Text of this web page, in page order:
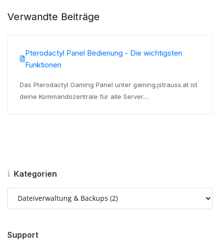
Kategorien
Support
Verwandte Beiträge
Pterodactyl Panel Bedienung - Die wichtigsten
Funktionen
Das Pterodactyl Gaming Panel unter gaming.jstrauss.at ist
deine Kommandozentrale für alle Server....